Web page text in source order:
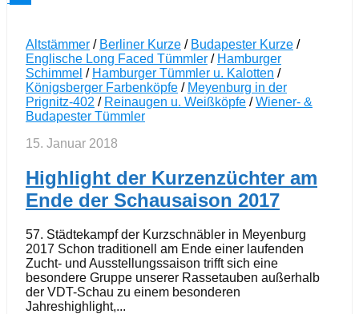
Altstämmer / Berliner Kurze / Budapester Kurze /
Englische Long Faced Tümmler / Hamburger
Schimmel / Hamburger Tümmler u. Kalotten /
Königsberger Farbenköpfe / Meyenburg in der
Prignitz-402 / Reinaugen u. Weißköpfe /Wiener- &
Budapester Tümmler
15. Januar 2018
Highlight der Kurzenzüchter am
Ende der Schausaison 2017
57. Städtekampf der Kurzschnäbler in Meyenburg
2017 Schon traditionell am Ende einer laufenden
Zucht- und Ausstellungssaison trifft sich eine
besondere Gruppe unserer Rassetauben außerhalb
der VDT-Schau zu einem besonderen
Jahreshighlight,...